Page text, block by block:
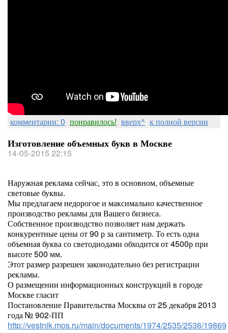
комментарии: 0 понравилось! вверх^ к полной версии
Изготовление объемных букв в Москве
14-05-2015 22:15
Наружная реклама сейчас, это в основном, объемные
световые буквы.
Мы предлагаем недорогое и максимально качественное
производство рекламы для Вашего бизнеса.
Собственное производство позволяет нам держать
конкурентные цены от 90 р за сантиметр. То есть одна
объемная буква со светодиодами обходится от 4500р при
высоте 500 мм.
Этот размер разрешен законодательно без регистрации
рекламы.
О размещении информационных конструкций в городе
Москве гласит
Постановление Правительства Москвы от 25 декабря 2013
года № 902-ПП
http://vestnik.mos.ru/main/documents/1974/2535/2536/19869